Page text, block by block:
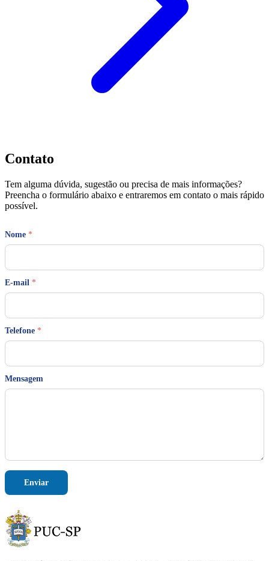
Contato
Tem alguma dúvida, sugestão ou precisa de mais informações?
Preencha o formulário abaixo e entraremos em contato o mais rápido
possível.
Nome *
E-mail *
*
s
a
g
Telefone *
Mensagem
Enviar